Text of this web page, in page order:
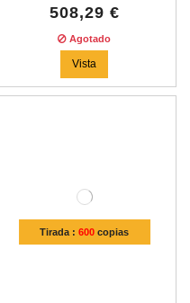
508,29 €
Agotado
Vista
Tirada :600 copias